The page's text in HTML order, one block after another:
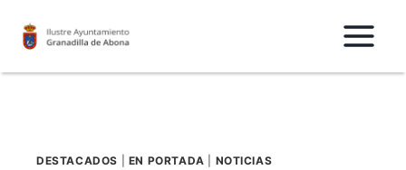
DESTACADOS EN PORTADA NOTICIAS